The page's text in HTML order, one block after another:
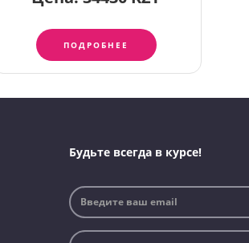
ПОДРОБНЕЕ
Будьте всегда в курсе!